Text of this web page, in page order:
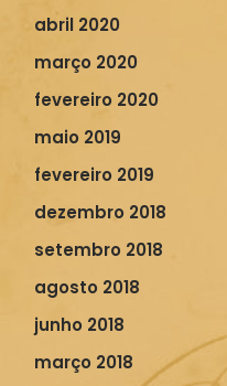
abril 2020
março 2020
fevereiro 2020
maio 2019
fevereiro 2019
dezembro 2018
setembro 2018
agosto 2018
junho 2018
março 2018